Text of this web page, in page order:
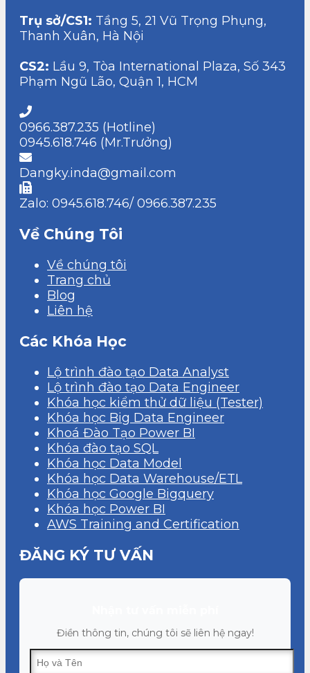
Trụ sở/CS1: Tầng 5, 21 Vũ Trọng Phụng,
Thanh Xuân, Hà Nội
CS2: Lầu 9, Tòa International Plaza, Số 343
Phạm Ngũ Lão, Quận 1, HCM
0966.387.235 (Hotline)
0945.618.746 (Mr.Trưởng)
Dangky.inda@gmail.com
Zalo: 0945.618.746/ 0966.387.235
Về Chúng Tôi
Về chúng tôi
Trang chủ
Blog
Liên hệ
Các Khóa Học
Lộ trình đào tạo Data Analyst
Lộ trình đào tạo Data Engineer
Khóa học kiểm thử dữ liệu (Tester)
Khóa học Big Data Engineer
Khoá Đào Tạo Power BI
Khóa đào tạo SQL
Khóa học Data Model
Khóa học Data Warehouse/ETL
Khóa học Google Bigquery
Khóa học Power BI
AWS Training and Certification
ĐĂNG KÝ TƯ VẤN
Điền thông tin, chúng tôi sẽ liên hệ ngay!